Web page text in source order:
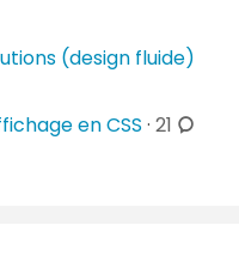
(design fluide)
en CSS · 21 c
o